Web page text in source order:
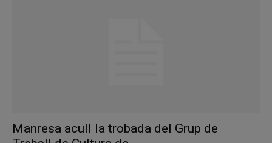
Manresa acull la trobada del Grup de